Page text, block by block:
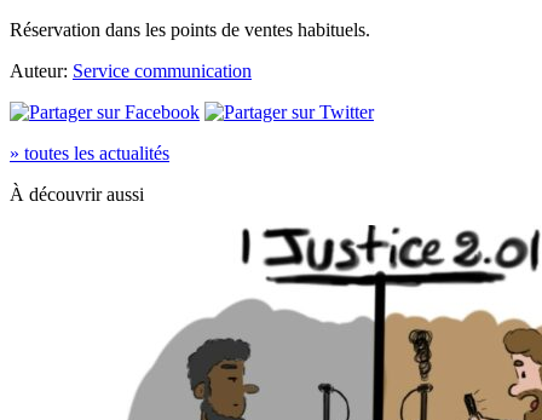
Réservation dans les points de ventes habituels.
Auteur: Service communication
» toutes les actualités
À découvrir aussi